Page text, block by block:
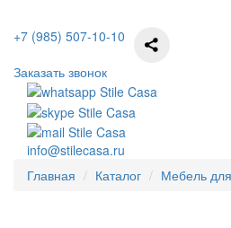
+7 (985) 507-10-10
Заказать звонок
info@stilecasa.ru
Главная
Каталог Мебель